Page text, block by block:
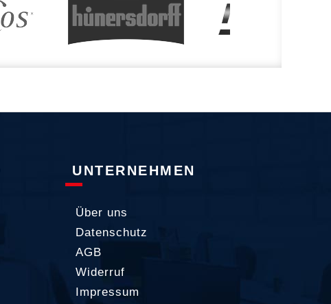
UNTERNEHMEN
Über uns
Datenschutz
AGB
Widerruf
Impressum